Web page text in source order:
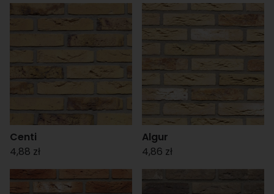
Centi
4,88 zł
Algur
4,86 zł